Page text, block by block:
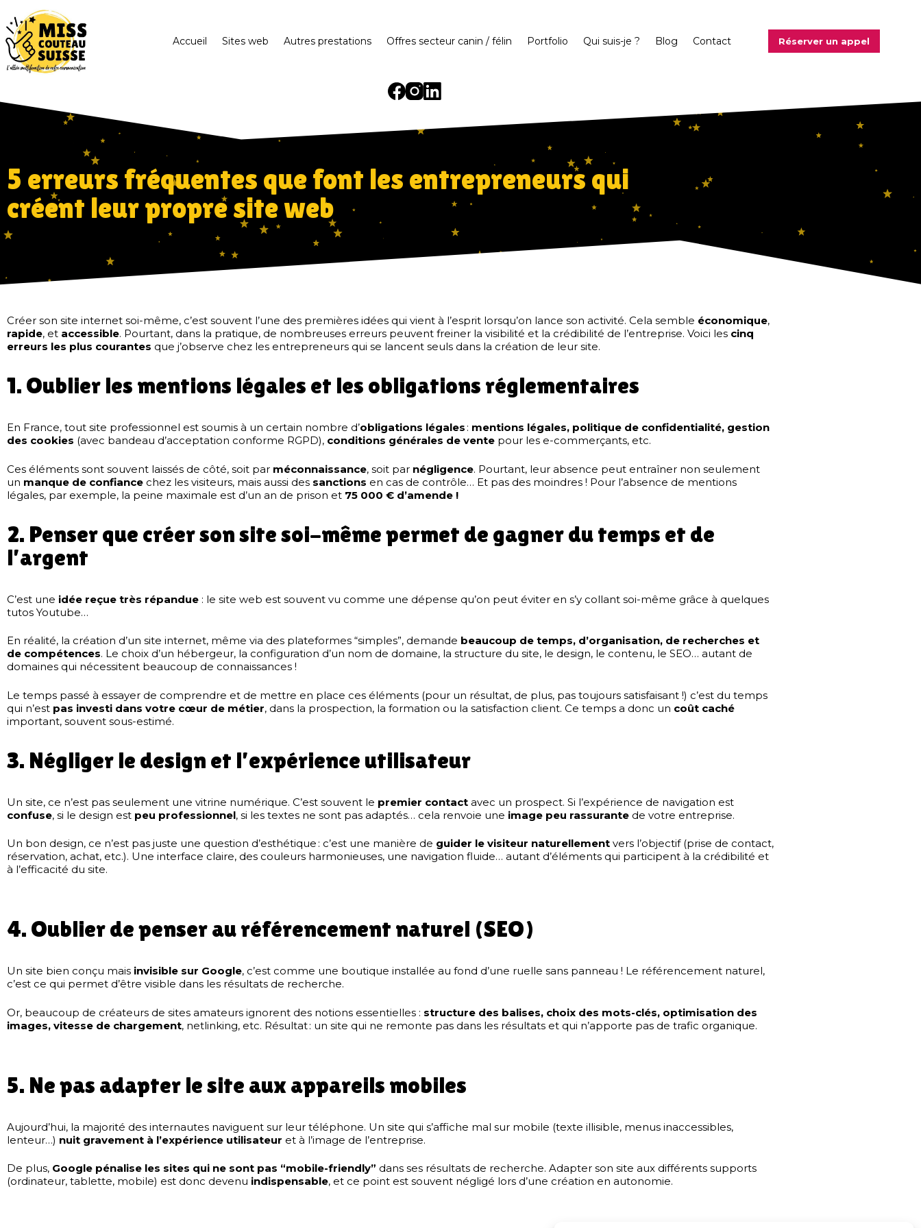
Accueil Sites web Autres prestations Offres secteur canin / félin Portfolio Qui suis-je ? Blog Contact Réserver un appel
5 erreurs fréquentes que font les entrepreneurs qui
créent leur propre site web
Créer son site internet soi-même, c’est souvent l’une des premières idées qui vient à l’esprit lorsqu’on lance son activité. Cela semble économique,
rapide, et accessible. Pourtant, dans la pratique, de nombreuses erreurs peuvent freiner la visibilité et la crédibilité de l’entreprise. Voici les cinq
erreurs les plus courantes que j’observe chez les entrepreneurs qui se lancent seuls dans la création de leur site.
1. Oublier les mentions légales et les obligations réglementaires
En France, tout site professionnel est soumis à un certain nombre d’obligations légales : mentions légales, politique de confidentialité, gestion
des cookies (avec bandeau d’acceptation conforme RGPD), conditions générales de vente pour les e-commerçants, etc.
Ces éléments sont souvent laissés de côté, soit par méconnaissance, soit par négligence. Pourtant, leur absence peut entraîner non seulement
un manque de confiance chez les visiteurs, mais aussi des sanctions en cas de contrôle… Et pas des moindres ! Pour l’absence de mentions
légales, par exemple, la peine maximale est d’un an de prison et 75 000 € d’amende !
2. Penser que créer son site soi-même permet de gagner du temps et de
l’argent
C’est une idée reçue très répandue : le site web est souvent vu comme une dépense qu’on peut éviter en s’y collant soi-même grâce à quelques
tutos Youtube…
En réalité, la création d’un site internet, même via des plateformes “simples”, demande beaucoup de temps, d’organisation, de recherches et
de compétences. Le choix d’un hébergeur, la configuration d’un nom de domaine, la structure du site, le design, le contenu, le SEO… autant de
domaines qui nécessitent beaucoup de connaissances !
Le temps passé à essayer de comprendre et de mettre en place ces éléments (pour un résultat, de plus, pas toujours satisfaisant !) c’est du temps
qui n’est pas investi dans votre cœur de métier, dans la prospection, la formation ou la satisfaction client. Ce temps a donc un coût caché
important, souvent sous-estimé.
3. Négliger le design et l’expérience utilisateur
Un site, ce n’est pas seulement une vitrine numérique. C’est souvent le premier contact avec un prospect. Si l’expérience de navigation est
confuse, si le design est peu professionnel, si les textes ne sont pas adaptés… cela renvoie une image peu rassurante de votre entreprise.
Un bon design, ce n’est pas juste une question d’esthétique : c’est une manière de guider le visiteur naturellement vers l’objectif (prise de contact,
réservation, achat, etc.). Une interface claire, des couleurs harmonieuses, une navigation fluide… autant d’éléments qui participent à la crédibilité et
à l’efficacité du site.
4. Oublier de penser au référencement naturel (SEO)
Un site bien conçu mais invisible sur Google, c’est comme une boutique installée au fond d’une ruelle sans panneau ! Le référencement naturel,
c’est ce qui permet d’être visible dans les résultats de recherche.
Or, beaucoup de créateurs de sites amateurs ignorent des notions essentielles : structure des balises, choix des mots-clés, optimisation des
images, vitesse de chargement, netlinking, etc. Résultat : un site qui ne remonte pas dans les résultats et qui n’apporte pas de trafic organique.
5. Ne pas adapter le site aux appareils mobiles
Aujourd’hui, la majorité des internautes naviguent sur leur téléphone. Un site qui s’affiche mal sur mobile (texte illisible, menus inaccessibles,
lenteur…) nuit gravement à l’expérience utilisateur et à l’image de l’entreprise.
De plus, Google pénalise les sites qui ne sont pas “mobile-friendly” dans ses résultats de recherche. Adapter son site aux différents supports
(ordinateur, tablette, mobile) est donc devenu indispensable, et ce point est souvent négligé lors d’une création en autonomie.